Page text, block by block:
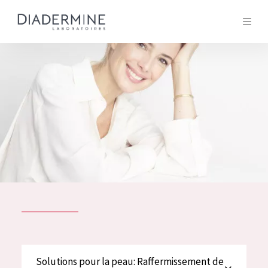
SOLUTIONS POUR LA PEAU
TOUS LES PRODUIT
Tous les Produit
ACCUEIL
Conseils Beauté
Solutions pour la peau: Raffermissement de